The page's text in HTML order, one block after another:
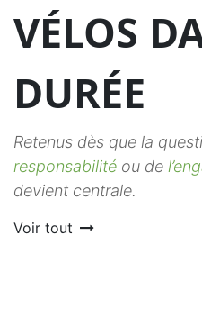
VÉLOS
DURÉE
Retenus dès que la
responsabilité ou de
devient centrale.
Voir tout